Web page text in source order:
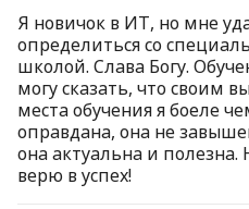
Я новичок в ИТ, но мне
определиться со
школой. Слава Богу.
могу сказать, что своим
места обучения я боеле
оправдана, она не
она актуальна и
верю в успех!